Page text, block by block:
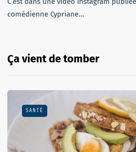
comédienne Cypriane...
Ça vient de tomber
SANTÉ